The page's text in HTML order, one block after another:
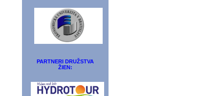
PARTNERI DRUŽSTVA
ŽIEN: